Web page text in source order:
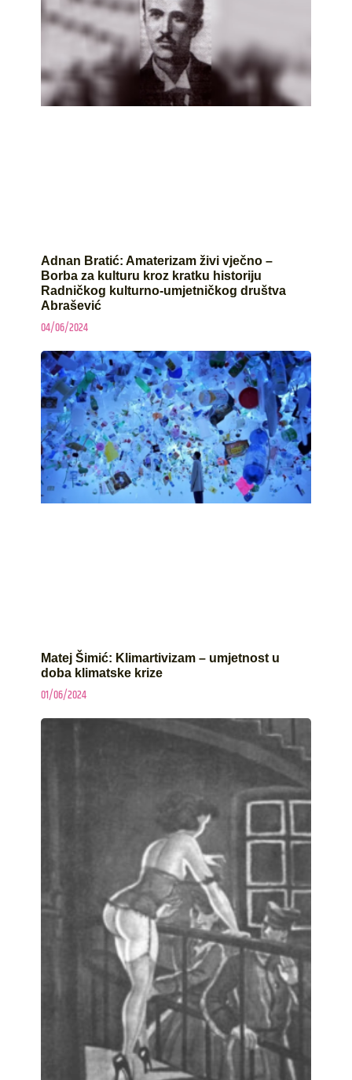
Adnan Bratić: Amaterizam živi vječno –
Borba za kulturu kroz kratku historiju
Radničkog kulturno-umjetničkog društva
Abrašević
04/06/2024
Matej Šimić: Klimartivizam – umjetnost u
doba klimatske krize
01/06/2024